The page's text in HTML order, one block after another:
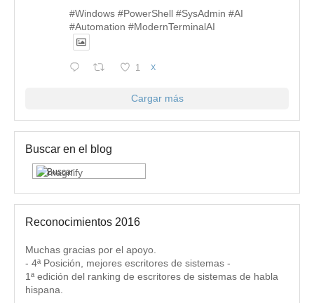
#Windows #PowerShell #SysAdmin #AI
#Automation #ModernTerminalAI
1 X
Cargar más
Buscar en el blog
Reconocimientos 2016
Muchas gracias por el apoyo.
- 4ª Posición, mejores escritores de sistemas -
1ª edición del ranking de escritores de sistemas de habla
hispana.